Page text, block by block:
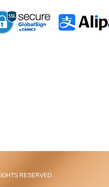
RESERVED.